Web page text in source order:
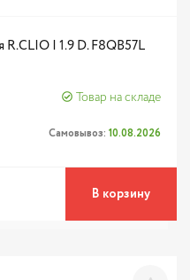
R.CLIO I 1.9 D. F8QB57L
Товар на складе
Самовывоз: 10.08.2026
В корзину